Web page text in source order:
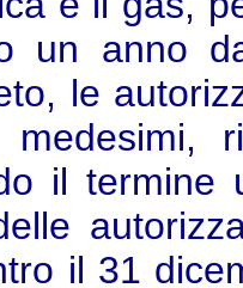
un anno
le
medesimi,
il
il 31